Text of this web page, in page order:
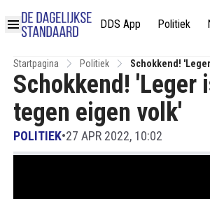
DDS App Politiek
Startpagina Politiek Schokkend!
Schokkend! 'Leger
tegen eigen volk'
POLITIEK•27 APR 2022, 10:02